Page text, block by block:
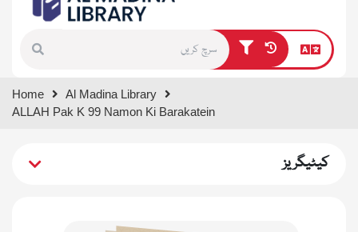
results.
Home
Al Madina Library
ALLAH Pak K 99 Namon Ki Barakatein
کیٹیگریز